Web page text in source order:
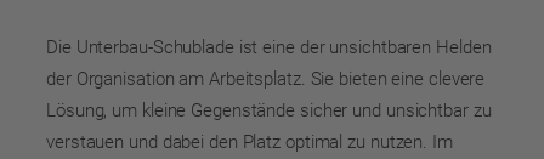
Die Unterbau-Schublade ist eine der unsichtbaren Helden
der Organisation am Arbeitsplatz. Sie bieten eine clevere
Lösung, um kleine Gegenstände sicher und unsichtbar zu
verstauen und dabei den Platz optimal zu nutzen. Im